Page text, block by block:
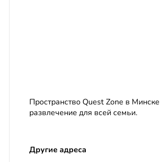
Пространство Quest Zone в Минске
развлечение для всей семьи.
Другие адреса